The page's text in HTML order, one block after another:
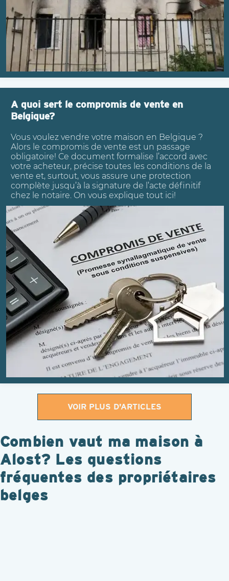
A quoi sert le compromis de vente en
Belgique?
Vous voulez vendre votre maison en Belgique ?
Alors le compromis de vente est un passage
obligatoire! Ce document formalise l’accord avec
votre acheteur, précise toutes les conditions de la
vente et, surtout, vous assure une protection
complète jusqu’à la signature de l’acte définitif
chez le notaire. On vous explique tout ici!
VOIR PLUS D'ARTICLES
Combien vaut ma maison à
Alost? Les questions
fréquentes des propriétaires
belges